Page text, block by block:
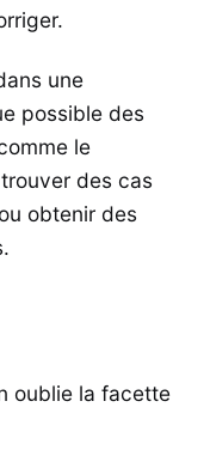
une
possible des
le
des cas
obtenir des
oublie la facette